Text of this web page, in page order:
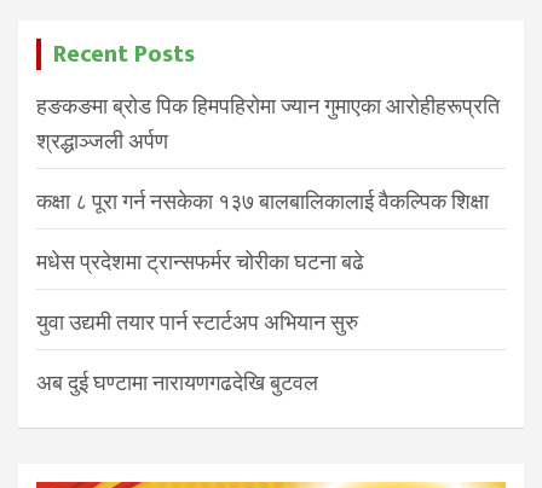
Recent Posts
हङकङमा ब्रोड पिक हिमपहिरोमा ज्यान गुमाएका आरोहीहरूप्रति
श्रद्धाञ्जली अर्पण
कक्षा ८ पूरा गर्न नसकेका १३७ बालबालिकालाई वैकल्पिक शिक्षा
मधेस प्रदेशमा ट्रान्सफर्मर चोरीका घटना बढे
युवा उद्यमी तयार पार्न स्टार्टअप अभियान सुरु
अब दुई घण्टामा नारायणगढदेखि बुटवल